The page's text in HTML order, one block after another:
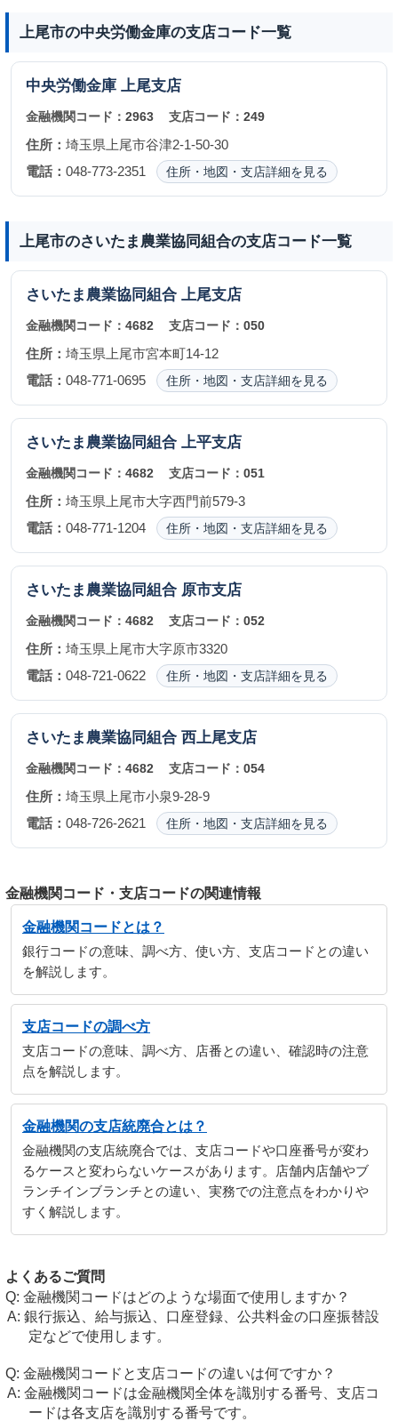
上尾市の中央労働金庫の支店コード一覧
中央労働金庫 上尾支店
金融機関コード： 2963 支店コード：249
住所： 埼玉県上尾市谷津2-1-50-30
電話： 048-773-2351 住所・地図・支店詳細を見る
上尾市のさいたま農業協同組合の支店コード一覧
さいたま農業協同組合 上尾支店
金融機関コード： 4682 支店コード：050
住所： 埼玉県上尾市宮本町14-12
電話： 048-771-0695 住所・地図・支店詳細を見る
さいたま農業協同組合 上平支店
金融機関コード： 4682 支店コード：051
住所： 埼玉県上尾市大字西門前579-3
電話： 048-771-1204 住所・地図・支店詳細を見る
さいたま農業協同組合 原市支店
金融機関コード： 4682 支店コード：052
住所： 埼玉県上尾市大字原市3320
電話： 048-721-0622 住所・地図・支店詳細を見る
さいたま農業協同組合 西上尾支店
金融機関コード： 4682 支店コード：054
住所： 埼玉県上尾市小泉9-28-9
電話： 048-726-2621 住所・地図・支店詳細を見る
金融機関コード・支店コードの関連情報
金融機関コードとは？
銀行コードの意味、調べ方、使い方、支店コードとの違い
を解説します。
支店コードの調べ方
支店コードの意味、調べ方、店番との違い、確認時の注意
点を解説します。
金融機関の支店統廃合とは？
金融機関の支店統廃合では、支店コードや口座番号が変わ
るケースと変わらないケースがあります。店舗内店舗やブ
ランチインブランチとの違い、実務での注意点をわかりや
すく解説します。
よくあるご質問
金融機関コードはどのような場面で使用しますか？
銀行振込、給与振込、口座登録、公共料金の口座振替設
定などで使用します。
金融機関コードと支店コードの違いは何ですか？
金融機関コードは金融機関全体を識別する番号、支店コ
ードは各支店を識別する番号です。